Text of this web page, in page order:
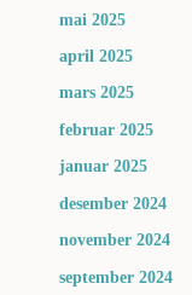
mai 2025
april 2025
mars 2025
februar 2025
januar 2025
desember 2024
november 2024
september 2024